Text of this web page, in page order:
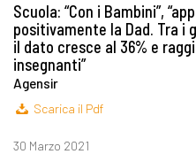
Scuola: “Con i Bambini”,
positivamente la Dad. Tra i
il dato cresce al 36% e
insegnanti”
Agensir
Scarica il Pdf
30 Marzo 2021